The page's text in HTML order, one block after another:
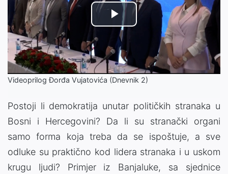
Play
Video
Videoprilog Đorđa Vujatovića (Dnevnik 2)
Postoji li demokratija unutar političkih stranaka u
Bosni i Hercegovini? Da li su stranački organi
samo forma koja treba da se ispoštuje, a sve
odluke su praktično kod lidera stranaka i u uskom
krugu ljudi? Primjer iz Banjaluke, sa sjednice